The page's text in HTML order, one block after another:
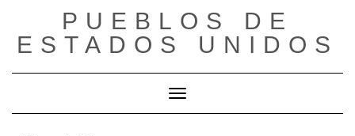
contenido
PUEBLOS DE
ESTADOS UNIDOS
Cambiar modo de navegación